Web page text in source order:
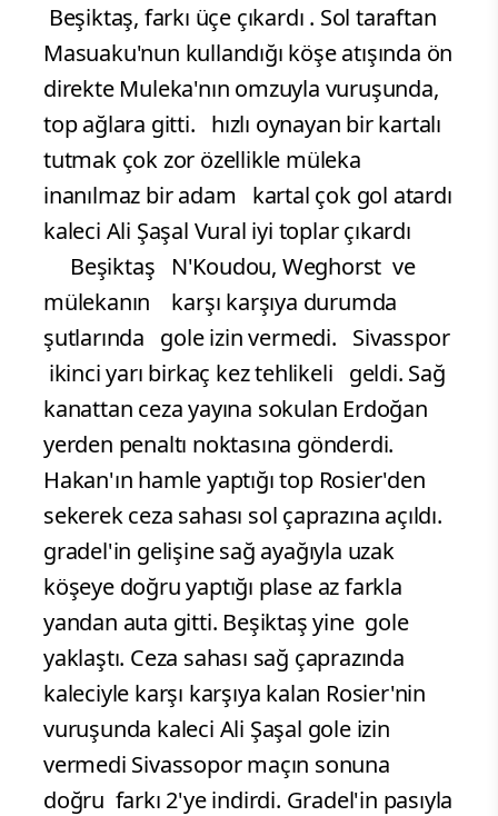
Beşiktaş, farkı üçe çıkardı . Sol taraftan
Masuaku'nun kullandığı köşe atışında ön
direkte Muleka'nın omzuyla vuruşunda,
top ağlara gitti. hızlı oynayan bir kartalı
tutmak çok zor özellikle müleka
inanılmaz bir adam kartal çok gol atardı
kaleci Ali Şaşal Vural iyi toplar çıkardı
Beşiktaş N'Koudou, Weghorst ve
mülekanın karşı karşıya durumda
şutlarında gole izin vermedi. Sivasspor
ikinci yarı birkaç kez tehlikeli geldi. Sağ
kanattan ceza yayına sokulan Erdoğan
yerden penaltı noktasına gönderdi.
Hakan'ın hamle yaptığı top Rosier'den
sekerek ceza sahası sol çaprazına açıldı.
gradel'in gelişine sağ ayağıyla uzak
köşeye doğru yaptığı plase az farkla
yandan auta gitti. Beşiktaş yine gole
yaklaştı. Ceza sahası sağ çaprazında
kaleciyle karşı karşıya kalan Rosier'nin
vuruşunda kaleci Ali Şaşal gole izin
vermedi Sivassopor maçın sonuna
doğru farkı 2'ye indirdi. Gradel'in pasıyla